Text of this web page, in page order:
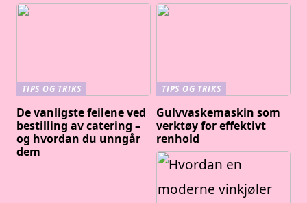
TIPS OG TRIKS
De vanligste feilene ved
bestilling av catering –
og hvordan du unngår
dem
TIPS OG TRIKS
Gulvvaskemaskin som
verktøy for effektivt
renhold